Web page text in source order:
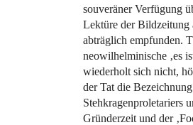
souveräner Verfügung
Lektüre der Bildzeitung
abträglich empfunden.
neowilhelminische ‚es
wiederholt sich nicht,
der Tat die
Stehkragenproletariers
Gründerzeit und der